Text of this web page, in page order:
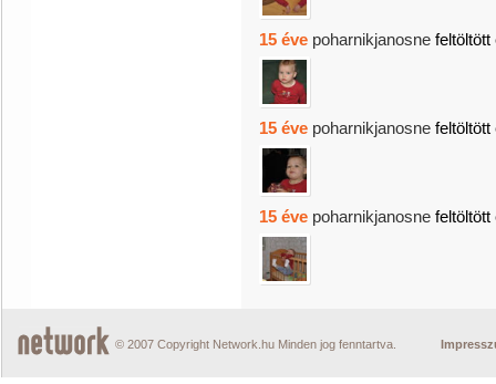
15 éve poharnikjanosne
15 éve poharnikjanosne
15 éve poharnikjanosne
© 2007 Copyright Network.hu Minden jog fenntartva.